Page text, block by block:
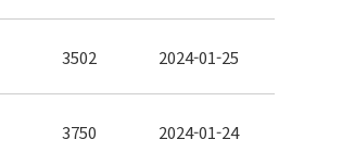
3502 2024-01-25
3750 2024-01-24